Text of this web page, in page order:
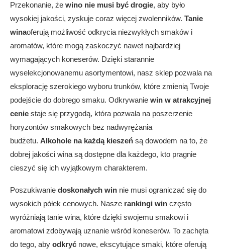
Przekonanie, że wino nie musi być drogie, aby było
wysokiej jakości, zyskuje coraz więcej zwolenników. Tanie
winaoferują możliwość odkrycia niezwykłych smaków i
aromatów, które mogą zaskoczyć nawet najbardziej
wymagających koneserów. Dzięki starannie
wyselekcjonowanemu asortymentowi, nasz sklep pozwala na
eksplorację szerokiego wyboru trunków, które zmienią Twoje
podejście do dobrego smaku. Odkrywanie win w atrakcyjnej
cenie staje się przygodą, która pozwala na poszerzenie
horyzontów smakowych bez nadwyrężania
budżetu. Alkohole na każdą kieszeń są dowodem na to, że
dobrej jakości wina są dostępne dla każdego, kto pragnie
cieszyć się ich wyjątkowym charakterem.
Poszukiwanie doskonałych win nie musi ograniczać się do
wysokich półek cenowych. Nasze rankingi win często
wyróżniają tanie wina, które dzięki swojemu smakowi i
aromatowi zdobywają uznanie wśród koneserów. To zachęta
do tego, aby odkryć nowe, ekscytujące smaki, które oferują